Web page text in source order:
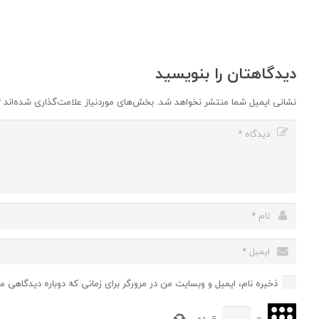
دیدگاهتان را بنویسید
نشانی ایمیل شما منتشر نخواهد شد. بخش‌های موردنیاز علامت‌گذاری شده‌اند
ذخیره نام، ایمیل و وبسایت من در مرورگر برای زمانی که دوباره